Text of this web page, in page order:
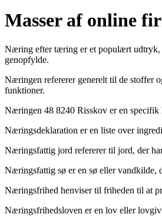
Masser af online
Næring efter tæring er et populært udtryk,
genopfylde.
Næringen refererer generelt til de stoffer
funktioner.
Næringen 48 8240 Risskov er en
Næringsdeklaration er en liste over
Næringsfattig jord refererer til jord, der
Næringsfattig sø er en sø eller vandkilde,
Næringsfrihed henviser til friheden til at
Næringsfrihedsloven er en lov eller